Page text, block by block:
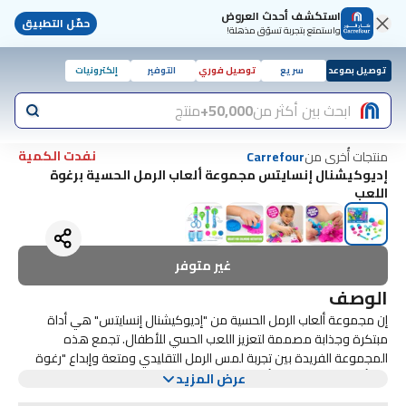
استكشف أحدث العروض
واستمتع بتجربة تسوّق مذهلة! حمّل التطبيق
توصيل بموعد سريع توصيل فوري التوفير إلكترونيات
ابحث بين أكثر من50,000+ منتج
منتجات أُخرى منCarrefour
نفدت الكمية
إديوكيشنال إنسايتس مجموعة ألعاب الرمل الحسية برغوة
اللعب
غير متوفر
الوصف
إن مجموعة ألعاب الرمل الحسية من "إديوكيشنال إنسايتس" هي أداة
مبتكرة وجذابة مصممة لتعزيز اللعب الحسي للأطفال. تجمع هذه
المجموعة الفريدة بين تجربة لمس الرمل التقليدي ومتعة وإبداع "رغوة
اللعب"، مما يسمح للأطفال بالتشكيل والإبداع دون فوضى اللعب الرملي.
من أبرز ميزات مجموعة ألعاب الرمل الحسية "رغوة اللعب" تعدد
عرض المزيد